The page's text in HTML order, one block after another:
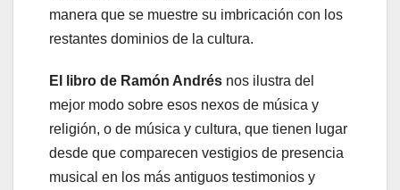
manera que se muestre su imbricación con los
restantes dominios de la cultura.
El libro de Ramón Andrés nos ilustra del
mejor modo sobre esos nexos de música y
religión, o de música y cultura, que tienen lugar
desde que comparecen vestigios de presencia
musical en los más antiguos testimonios y